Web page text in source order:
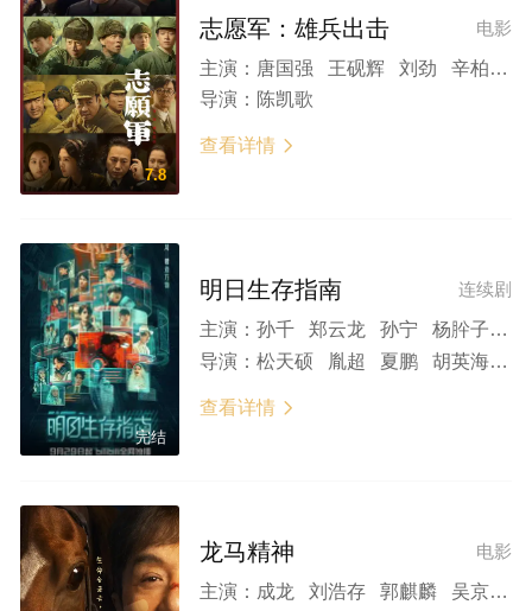
7.8
电影
志愿军：雄兵出击
主演： 唐国强 王砚辉 刘劲 辛柏青 张颂文 黄晓明 章子怡 朱亚文 张子枫 魏大勋 肖央 王骁 陈飞宇 魏晨 尹昉 张宥浩 海清 王传君 郎月婷 杜淳 贾冰 林永健 王伍福 安荣生 王楷勝 郭晓峰 郭晓东 李乃文 聂远 唐曾 袁文康 赵波 李光洁 张海宇 李感 王道铁 保剑锋 纪焕博 王乃训 叶禾 李卓阳 朱一龙
导演： 陈凯歌
查看详情 
完结
连续剧
明日生存指南
主演： 孙千 郑云龙 孙宁 杨肸子 段奕宏 罗一舟 鄂靖文 蒋龙 张弛 郭俊辰 苏晓彤 姚安娜 陈瑶 牛子藩 朱研 杨玏 郎月婷 牛飘
导演： 松天硕 胤超 夏鹏 胡英海 张誉耀 惠晓立
查看详情 
电影
龙马精神
主演： 成龙 刘浩存 郭麒麟 吴京 余皑磊 容祖儿 于荣光 安志杰 小沈阳 郎月婷 释彦能 潘斌龙 贾冰 印小天 唐季礼 吕良伟 李治廷 张双利 孔琳 汪铎 陈铭 高曙光 王海祥 黄恺杰 谢鸿鑫